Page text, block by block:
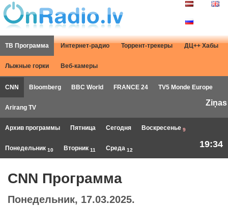
ТВ Программа Интернет-радио Торрент-трекеры ДЦ++ Хабы
Лыжные горки Веб-камеры
CNN Bloomberg BBC World FRANCE 24 TV5 Monde Europe
Arirang TV
Ziņas
Архив программы Пятница Сегодня Воскресенье 9
Понедельник 10 Вторник 11 Среда 12
19:34
CNN Программа
Понедельник, 17.03.2025.